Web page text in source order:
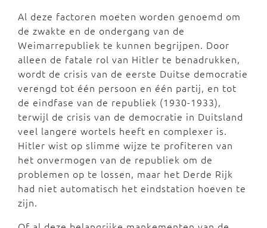
Al deze factoren moeten worden genoemd om
de zwakte en de ondergang van de
Weimarrepubliek te kunnen begrijpen. Door
alleen de fatale rol van Hitler te benadrukken,
wordt de crisis van de eerste Duitse democratie
verengd tot één persoon en één partij, en tot
de eindfase van de republiek (1930-1933),
terwijl de crisis van de democratie in Duitsland
veel langere wortels heeft en complexer is.
Hitler wist op slimme wijze te profiteren van
het onvermogen van de republiek om de
problemen op te lossen, maar het Derde Rijk
had niet automatisch het eindstation hoeven te
zijn.